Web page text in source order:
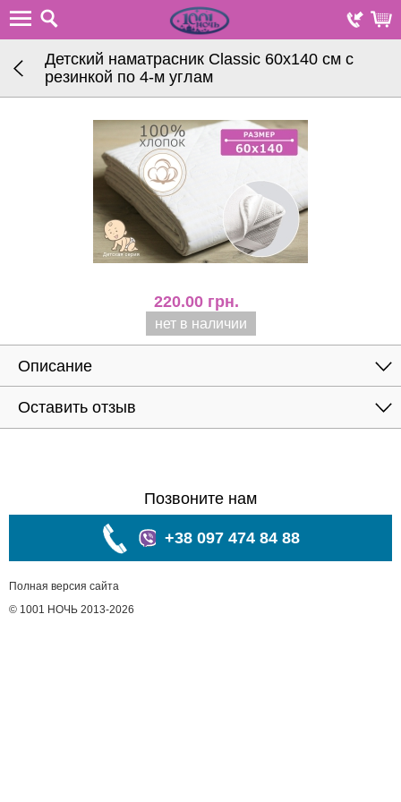
Детский наматрасник Classic 60х140 см с
резинкой по 4-м углам
220.00 грн.
нет в наличии
Описание
Оставить отзыв
Позвоните нам
+38 097 474 84 88
Полная версия сайта
© 1001 НОЧЬ 2013-2026